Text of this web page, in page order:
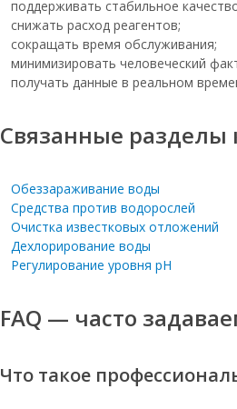
Соль таблетированная
Соль таблетированная
Соль мозырь оптом
Соль таблетированная в
мешок 25
Таблетированная соль 25
Соль таблетированная
воды 25 кг
25кг
Соль таблетированная
поддерживать стабильное
снижать расход реагентов;
сокращать время обслуживания;
минимизировать человеческий
получать данные в реальном
Связанные разделы
Обеззараживание воды
Средства против водорослей
Очистка известковых отложений
Дехлорирование воды
Регулирование уровня pH
FAQ — часто
Что такое